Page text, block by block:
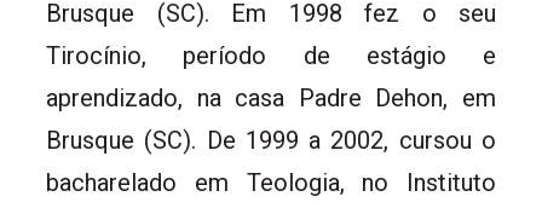
Brusque (SC). Em 1998 fez o seu
Tirocínio, período de estágio e
aprendizado, na casa Padre Dehon, em
Brusque (SC). De 1999 a 2002, cursou o
bacharelado em Teologia, no Instituto